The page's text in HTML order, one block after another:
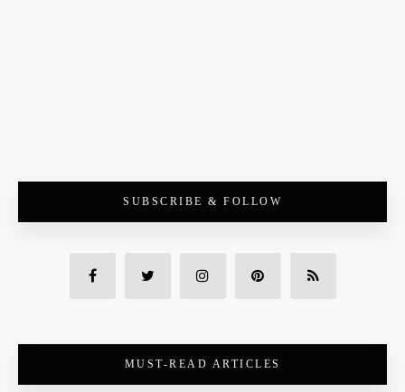
SUBSCRIBE & FOLLOW
MUST-READ ARTICLES